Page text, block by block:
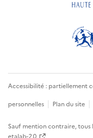
Accessibilité : partiellement
personnelles
Plan du site
Sauf mention contraire, tous